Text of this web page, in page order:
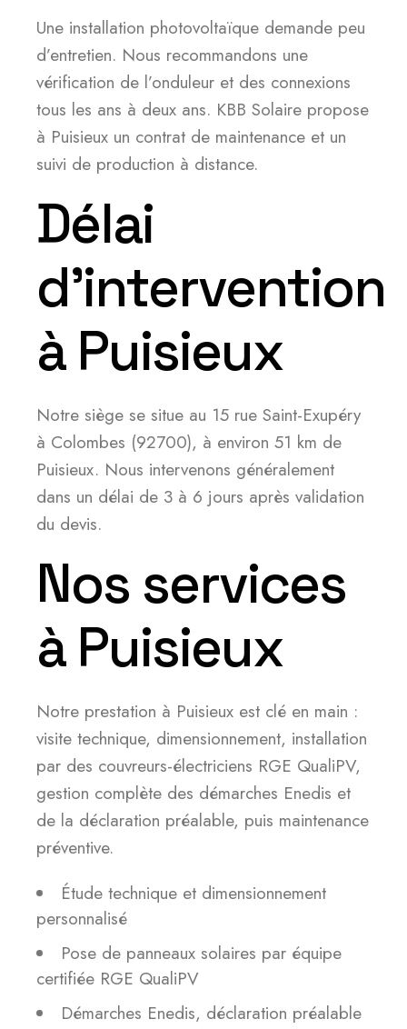
Une installation photovoltaïque demande peu
d’entretien. Nous recommandons une
vérification de l’onduleur et des connexions
tous les ans à deux ans. KBB Solaire propose
à Puisieux un contrat de maintenance et un
suivi de production à distance.
Délai
d’intervention
à Puisieux
Notre siège se situe au 15 rue Saint-Exupéry
à Colombes (92700), à environ 51 km de
Puisieux. Nous intervenons généralement
dans un délai de 3 à 6 jours après validation
du devis.
Nos services
à Puisieux
Notre prestation à Puisieux est clé en main :
visite technique, dimensionnement, installation
par des couvreurs-électriciens RGE QualiPV,
gestion complète des démarches Enedis et
de la déclaration préalable, puis maintenance
préventive.
Étude technique et dimensionnement
personnalisé
Pose de panneaux solaires par équipe
certifiée RGE QualiPV
Démarches Enedis, déclaration préalable